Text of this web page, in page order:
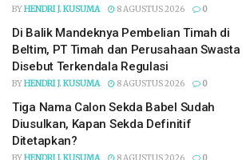
BYHENDRI J. KUSUMA 8 AGUSTUS 2026 0
Di Balik Mandeknya Pembelian Timah di
Beltim, PT Timah dan Perusahaan Swasta
Disebut Terkendala Regulasi
BYHENDRI J. KUSUMA 8 AGUSTUS 2026 0
Tiga Nama Calon Sekda Babel Sudah
Diusulkan, Kapan Sekda Definitif
Ditetapkan?
BYHENDRI J. KUSUMA 8 AGUSTUS 2026 0